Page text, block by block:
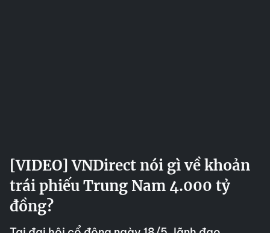
[VIDEO] VNDirect nói gì về khoản
trái phiếu Trung Nam 4.000 tỷ
đồng?